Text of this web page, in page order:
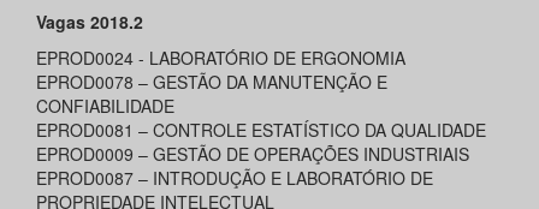
Vagas 2018.2
EPROD0024 - LABORATÓRIO DE ERGONOMIA
EPROD0078 – GESTÃO DA MANUTENÇÃO E
CONFIABILIDADE
EPROD0081 – CONTROLE ESTATÍSTICO DA QUALIDADE
EPROD0009 – GESTÃO DE OPERAÇÕES INDUSTRIAIS
EPROD0087 – INTRODUÇÃO E LABORATÓRIO DE
PROPRIEDADE INTELECTUAL